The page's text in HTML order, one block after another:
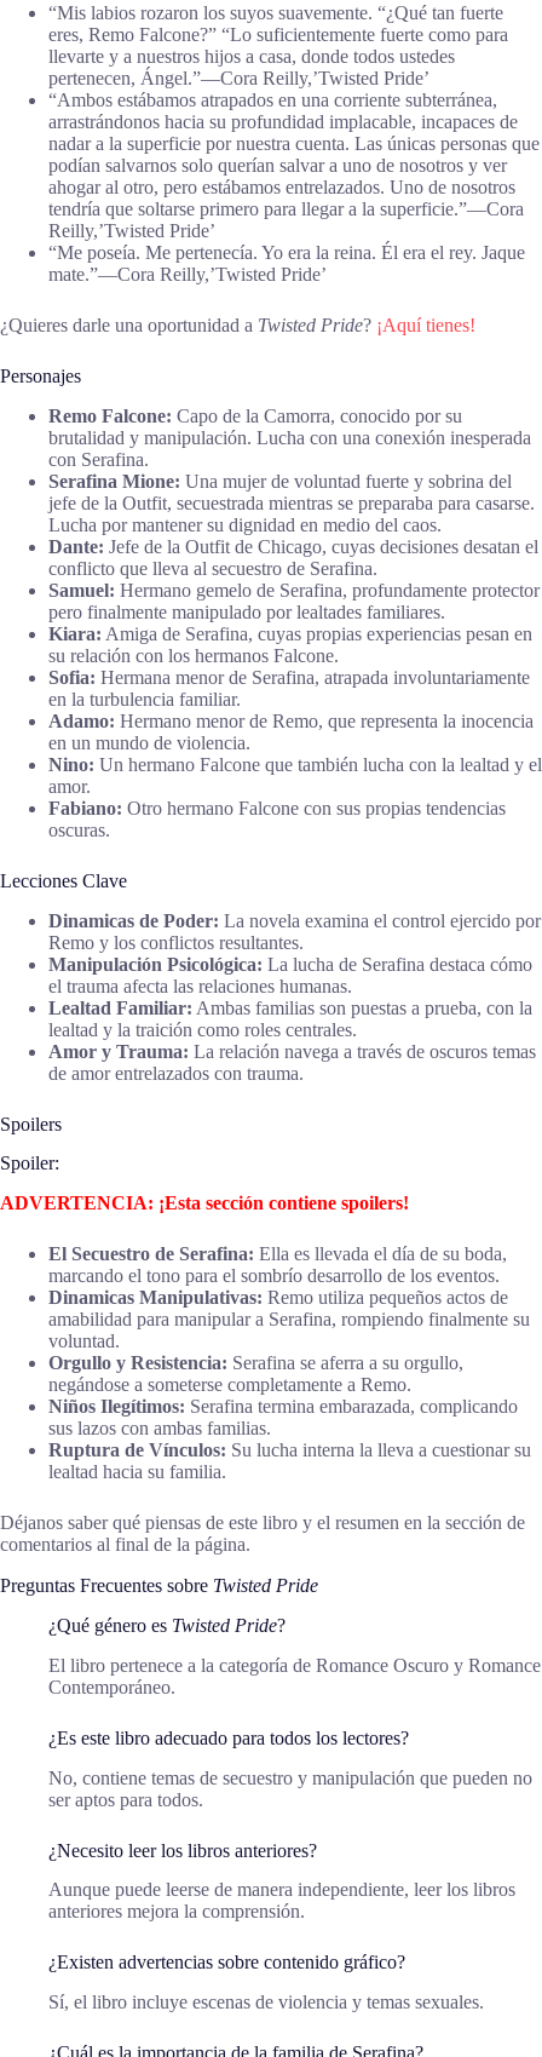
“Mis labios rozaron los suyos suavemente. “¿Qué tan fuerte
eres, Remo Falcone?” “Lo suficientemente fuerte como para
llevarte y a nuestros hijos a casa, donde todos ustedes
pertenecen, Ángel.”―Cora Reilly,’Twisted Pride’
“Ambos estábamos atrapados en una corriente subterránea,
arrastrándonos hacia su profundidad implacable, incapaces de
nadar a la superficie por nuestra cuenta. Las únicas personas que
podían salvarnos solo querían salvar a uno de nosotros y ver
ahogar al otro, pero estábamos entrelazados. Uno de nosotros
tendría que soltarse primero para llegar a la superficie.”―Cora
Reilly,’Twisted Pride’
“Me poseía. Me pertenecía. Yo era la reina. Él era el rey. Jaque
mate.”―Cora Reilly,’Twisted Pride’
¿Quieres darle una oportunidad a Twisted Pride? ¡Aquí tienes!
Personajes
Remo Falcone: Capo de la Camorra, conocido por su
brutalidad y manipulación. Lucha con una conexión inesperada
con Serafina.
Serafina Mione: Una mujer de voluntad fuerte y sobrina del
jefe de la Outfit, secuestrada mientras se preparaba para casarse.
Lucha por mantener su dignidad en medio del caos.
Dante: Jefe de la Outfit de Chicago, cuyas decisiones desatan el
conflicto que lleva al secuestro de Serafina.
Samuel: Hermano gemelo de Serafina, profundamente protector
pero finalmente manipulado por lealtades familiares.
Kiara: Amiga de Serafina, cuyas propias experiencias pesan en
su relación con los hermanos Falcone.
Sofia: Hermana menor de Serafina, atrapada involuntariamente
en la turbulencia familiar.
Adamo: Hermano menor de Remo, que representa la inocencia
en un mundo de violencia.
Nino: Un hermano Falcone que también lucha con la lealtad y el
amor.
Fabiano: Otro hermano Falcone con sus propias tendencias
oscuras.
Lecciones Clave
Dinamicas de Poder: La novela examina el control ejercido por
Remo y los conflictos resultantes.
Manipulación Psicológica: La lucha de Serafina destaca cómo
el trauma afecta las relaciones humanas.
Lealtad Familiar: Ambas familias son puestas a prueba, con la
lealtad y la traición como roles centrales.
Amor y Trauma: La relación navega a través de oscuros temas
de amor entrelazados con trauma.
Spoilers
Spoiler:
ADVERTENCIA: ¡Esta sección contiene spoilers!
El Secuestro de Serafina: Ella es llevada el día de su boda,
marcando el tono para el sombrío desarrollo de los eventos.
Dinamicas Manipulativas: Remo utiliza pequeños actos de
amabilidad para manipular a Serafina, rompiendo finalmente su
voluntad.
Orgullo y Resistencia: Serafina se aferra a su orgullo,
negándose a someterse completamente a Remo.
Niños Ilegítimos: Serafina termina embarazada, complicando
sus lazos con ambas familias.
Ruptura de Vínculos: Su lucha interna la lleva a cuestionar su
lealtad hacia su familia.
Déjanos saber qué piensas de este libro y el resumen en la sección de
comentarios al final de la página.
Preguntas Frecuentes sobre Twisted Pride
¿Qué género es Twisted Pride?
El libro pertenece a la categoría de Romance Oscuro y Romance
Contemporáneo.
¿Es este libro adecuado para todos los lectores?
No, contiene temas de secuestro y manipulación que pueden no
ser aptos para todos.
¿Necesito leer los libros anteriores?
Aunque puede leerse de manera independiente, leer los libros
anteriores mejora la comprensión.
¿Existen advertencias sobre contenido gráfico?
Sí, el libro incluye escenas de violencia y temas sexuales.